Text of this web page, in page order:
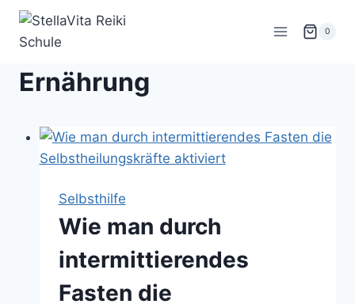
Zum
springen
0
Ernährung
Selbsthilfe
Wie man durch
intermittierendes
Fasten die